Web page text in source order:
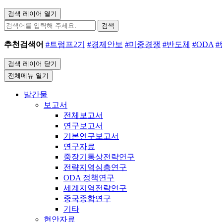
검색 레이어 열기
검색
추천검색어 #트럼프2기 #경제안보 #미중경쟁 #반도체 #ODA #
검색 레이어 닫기
전체메뉴 열기
발간물
보고서
전체보고서
연구보고서
기본연구보고서
연구자료
중장기통상전략연구
전략지역심층연구
ODA 정책연구
세계지역전략연구
중국종합연구
기타
현안자료